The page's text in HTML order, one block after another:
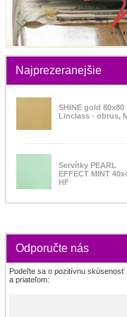
Najprezeranejšie
SHINE gold 80x80
Linclass - obrus,
Servítky PEARL
EFFECT MINT
HF
Odporučte nás
Podeľte sa o pozitívnu
a priateľom: